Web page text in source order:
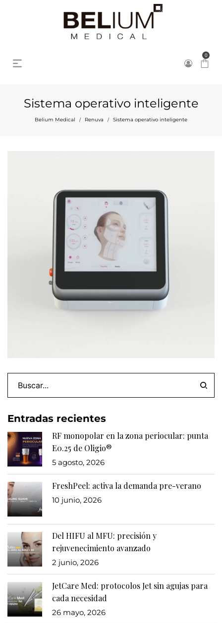
0
Sistema operativo inteligente
Belium Medical / Renuva / Sistema operativo inteligente
Entradas recientes
RF monopolar en la zona periocular: punta
E0.25 de Oligio®
5 agosto, 2026
FreshPeel: activa la demanda pre-verano
10 junio, 2026
Del HIFU al MFU: precisión y
rejuvenecimiento avanzado
2 junio, 2026
JetCare Med: protocolos Jet sin agujas para
cada necesidad
26 mayo, 2026